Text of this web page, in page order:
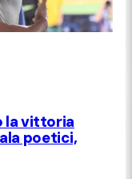
la vittoria
poetici,